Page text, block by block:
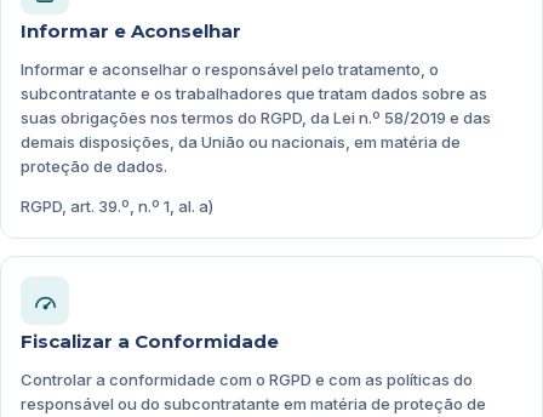
Informar e Aconselhar
Informar e aconselhar o responsável pelo tratamento, o
subcontratante e os trabalhadores que tratam dados sobre as
suas obrigações nos termos do RGPD, da Lei n.º 58/2019 e das
demais disposições, da União ou nacionais, em matéria de
proteção de dados.
RGPD, art. 39.º, n.º 1, al. a)
Fiscalizar a Conformidade
Controlar a conformidade com o RGPD e com as políticas do
responsável ou do subcontratante em matéria de proteção de